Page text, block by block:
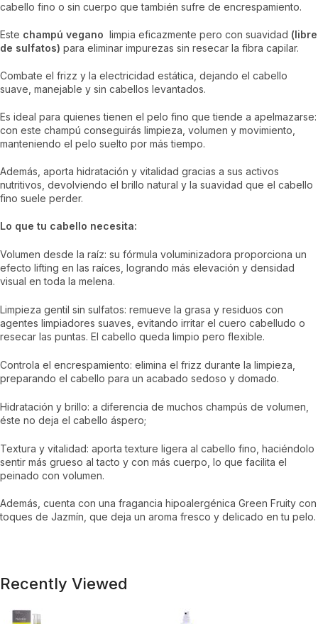
cabello fino o sin cuerpo que también sufre de encrespamiento.
Este champú vegano limpia eficazmente pero con suavidad (libre
de sulfatos) para eliminar impurezas sin resecar la fibra capilar.
Combate el frizz y la electricidad estática, dejando el cabello
suave, manejable y sin cabellos levantados.
Es ideal para quienes tienen el pelo fino que tiende a apelmazarse:
con este champú conseguirás limpieza, volumen y movimiento,
manteniendo el pelo suelto por más tiempo.
Además, aporta hidratación y vitalidad gracias a sus activos
nutritivos, devolviendo el brillo natural y la suavidad que el cabello
fino suele perder.
Lo que tu cabello necesita:
Volumen desde la raíz: su fórmula voluminizadora proporciona un
efecto lifting en las raíces, logrando más elevación y densidad
visual en toda la melena.
Limpieza gentil sin sulfatos: remueve la grasa y residuos con
agentes limpiadores suaves, evitando irritar el cuero cabelludo o
resecar las puntas. El cabello queda limpio pero flexible.
Controla el encrespamiento: elimina el frizz durante la limpieza,
preparando el cabello para un acabado sedoso y domado.
Hidratación y brillo: a diferencia de muchos champús de volumen,
éste no deja el cabello áspero;
Textura y vitalidad: aporta texture ligera al cabello fino, haciéndolo
sentir más grueso al tacto y con más cuerpo, lo que facilita el
peinado con volumen.
Además, cuenta con una fragancia hipoalergénica Green Fruity con
toques de Jazmín, que deja un aroma fresco y delicado en tu pelo.
Recently Viewed